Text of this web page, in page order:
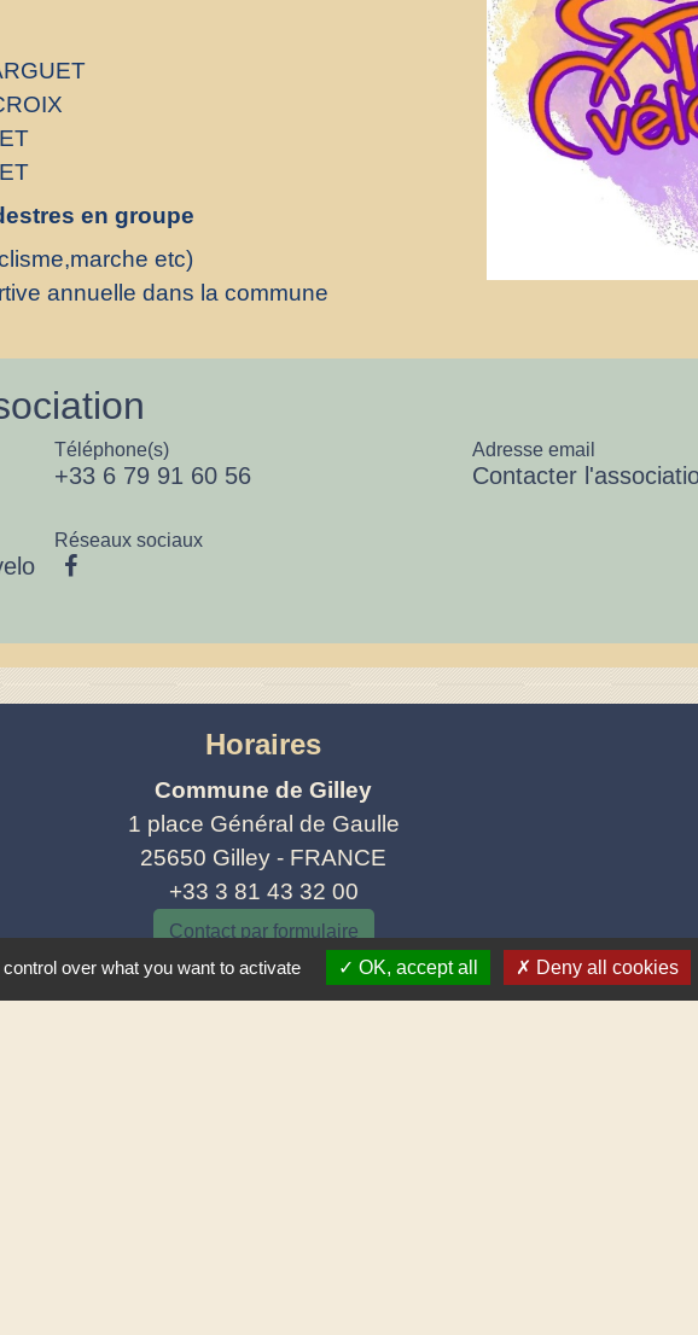
en groupe
etc)
annuelle dans la commune
Téléphone(s)
+33 6 79 91 60 56
Adresse email
Contacter
Réseaux sociaux
Horaires
Commune de Gilley
1 place Général de Gaulle
25650 Gilley - FRANCE
+33 3 81 43 32 00
Contact par formulaire
over what you want to activate OK, accept all Deny all cookies